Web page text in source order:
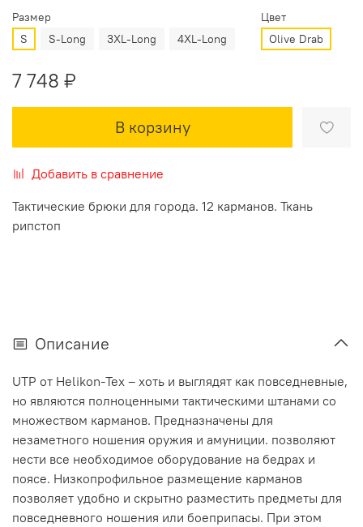
Размер
S
S-Long 3XL-Long 4XL-Long
Цвет
Olive Drab
7 748 ₽
В корзину
Добавить в сравнение
Тактические брюки для города. 12 карманов. Ткань
рипстоп
Описание
UTP от Helikon-Tex – хоть и выглядят как повседневные,
но являются полноценными тактическими штанами со
множеством карманов. Предназначены для
незаметного ношения оружия и амуниции. позволяют
нести все необходимое оборудование на бедрах и
поясе. Низкопрофильное размещение карманов
позволяет удобно и скрытно разместить предметы для
повседневного ношения или боеприпасы. При этом